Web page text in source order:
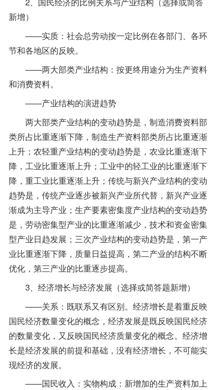
新增）
——实质：社会总劳动按一定比例在各部门、各环
节和各地区的反映。
——两大部类产业结构：按更终用途分为生产资料
和消费资料。
——产业结构的演进趋势
两大部类产业结构的变动趋势是，制造消费资料部
类所占比重逐渐下降，制造生产资料部类所占比重逐渐
上升；农轻重产业结构的变动趋势是，农业比重逐渐下
降，工业比重逐渐上升；工业中的轻工业的比重逐渐下
降，重工业比重逐渐上升；传统与新兴产业结构的变动
趋势是，传统产业逐步被新兴产业所代替，新兴产业逐
渐成为主导产业；生产要素密集度产业结构的变动趋势
是，劳动密集型产业的比重逐渐减少，技术和资金密集
型产业日趋发展；三次产业结构的变动趋势是，第一产
业比重逐渐下降，质量日益提高，第二产业的结构不断
优化，第三产业的比重逐步提高。
3、经济增长与经济发展（选择或简答题新增）
——关系：既联系又有区别。经济增长是着重反映
国民经济数量变化的概念，经济发展是既反映国民经济
的数量变化，又反映国民经济质量变化的概念。经济增
长是经济发展的前提和基础，没有经济增长，不可能实
现经济的发展。
——国民收入：实物构成：新增加的生产资料加上